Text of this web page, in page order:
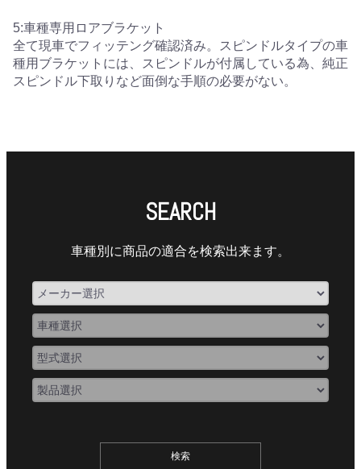
5:車種専用ロアブラケット
全て現車でフィッテング確認済み。スピンドルタイプの車
種用ブラケットには、スピンドルが付属している為、純正
スピンドル下取りなど面倒な手順の必要がない。
SEARCH
車種別に商品の適合を検索出来ます。